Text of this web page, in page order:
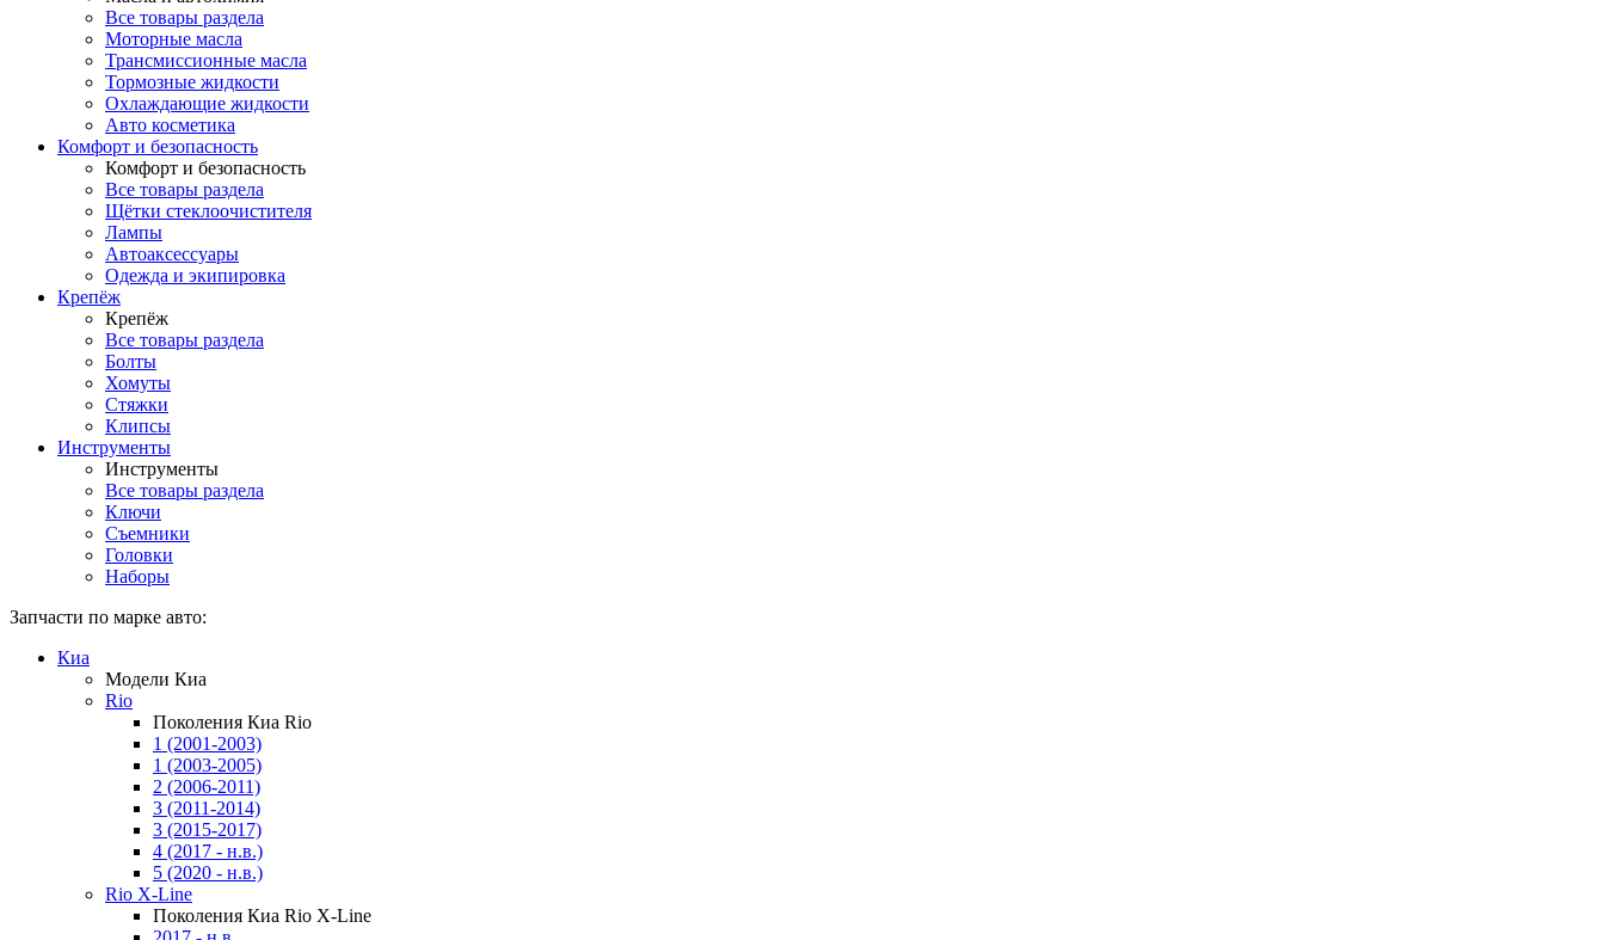
Все товары раздела
Моторные масла
Трансмиссионные масла
Тормозные жидкости
Охлаждающие жидкости
Авто косметика
Комфорт и безопасность
Комфорт и безопасность
Все товары раздела
Щётки стеклоочистителя
Лампы
Автоаксессуары
Одежда и экипировка
Крепёж
Крепёж
Все товары раздела
Болты
Хомуты
Стяжки
Клипсы
Инструменты
Инструменты
Все товары раздела
Ключи
Съемники
Головки
Наборы
Запчасти по марке авто:
Киа
Модели Киа
Rio
Поколения Киа Rio
1 (2001-2003)
1 (2003-2005)
2 (2006-2011)
3 (2011-2014)
3 (2015-2017)
4 (2017 - н.в.)
5 (2020 - н.в.)
Rio X-Line
Поколения Киа Rio X-Line